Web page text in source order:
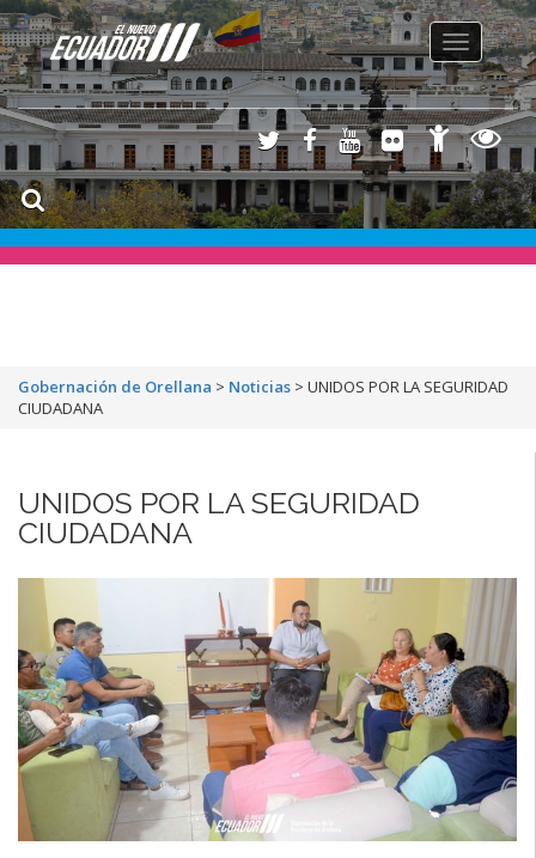
Toggle
navigation
Gobernación de Orellana > Noticias > UNIDOS POR LA SEGURIDAD
CIUDADANA
UNIDOS POR LA SEGURIDAD
CIUDADANA